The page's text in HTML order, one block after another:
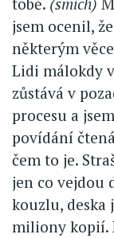
jsem ocenil,
některým
Lidi málokdy
zůstává v
procesu a
povídání
čem to je.
jen co vejdou
kouzlu, deska
miliony kopií.